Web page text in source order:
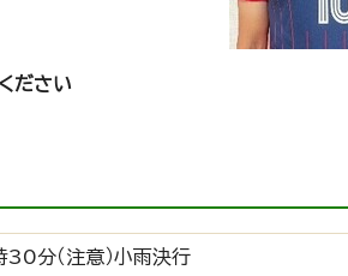
ださい
分（注意）小雨決行